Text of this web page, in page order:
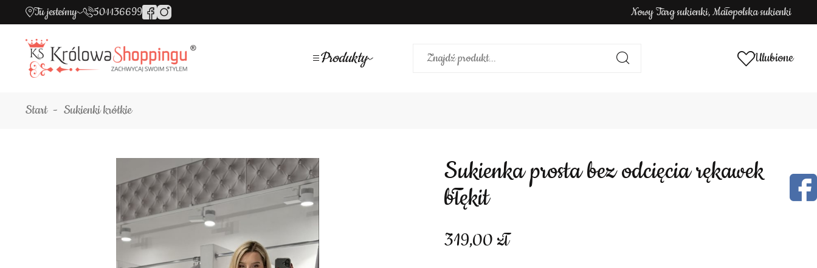
Tu jesteśmy 501136699 Nowy Targ sukienki, Małopolska sukienki
Produkty Ulubione
Start Sukienki krótkie
Sukienka prosta bez odcięcia rękawek
błękit
319,00